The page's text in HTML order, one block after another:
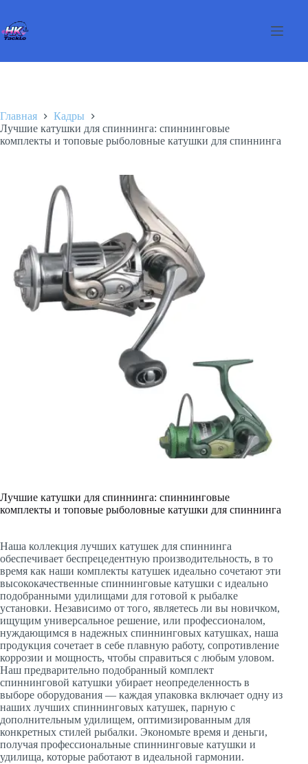
сути
Главная
Кадры
Лучшие катушки для спиннинга: спиннинговые
комплекты и топовые рыболовные катушки для спиннинга
Лучшие катушки для спиннинга: спиннинговые
комплекты и топовые рыболовные катушки для спиннинга
Наша коллекция лучших катушек для спиннинга
обеспечивает беспрецедентную производительность, в то
время как наши комплекты катушек идеально сочетают эти
высококачественные спиннинговые катушки с идеально
подобранными удилищами для готовой к рыбалке
установки. Независимо от того, являетесь ли вы новичком,
ищущим универсальное решение, или профессионалом,
нуждающимся в надежных спиннинговых катушках, наша
продукция сочетает в себе плавную работу, сопротивление
коррозии и мощность, чтобы справиться с любым уловом.
Наш предварительно подобранный комплект
спиннинговой катушки убирает неопределенность в
выборе оборудования — каждая упаковка включает одну из
наших лучших спиннинговых катушек, парную с
дополнительным удилищем, оптимизированным для
конкретных стилей рыбалки. Экономьте время и деньги,
получая профессиональные спиннинговые катушки и
удилища, которые работают в идеальной гармонии.